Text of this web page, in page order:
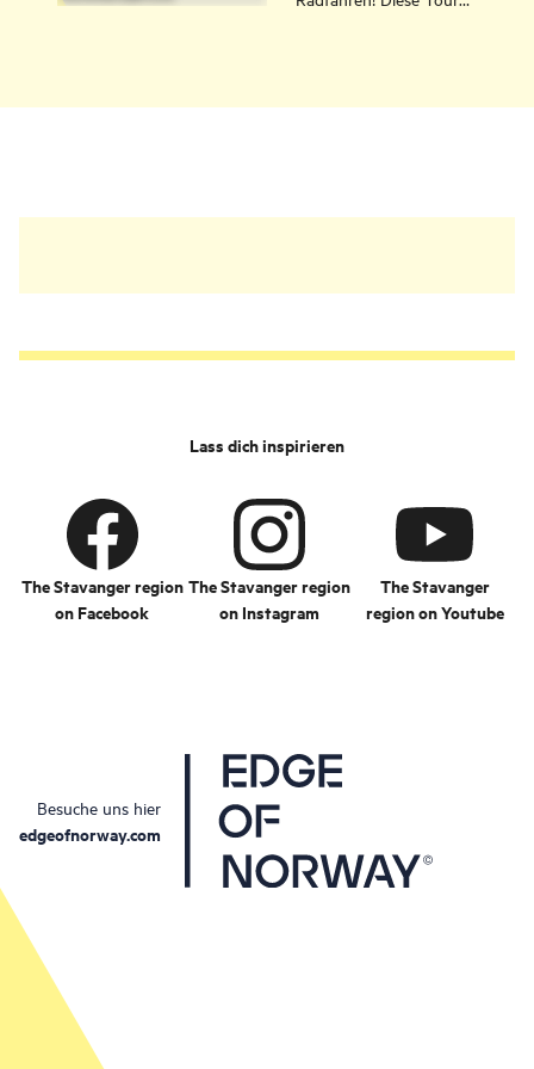
versprechen kannst.
Hommersåk.
Lass dich inspirieren
The Stavanger region
on Facebook
The Stavanger region
on Instagram
The Stavanger
region on Youtube
Besuche uns hier
edgeofnorway.com